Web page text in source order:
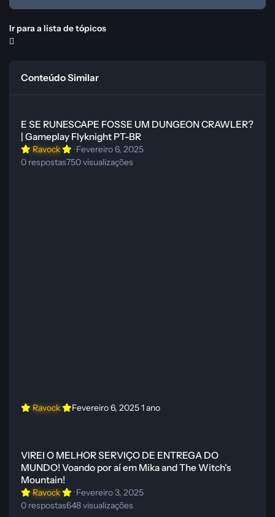
Ir para a lista de tópicos
Conteúdo Similar
E SE RUNESCAPE FOSSE UM DUNGEON CRAWLER?
| Gameplay Flyknight PT-BR
Ravock ·Fevereiro 6, 2025
0 respostas750visualizações
Ravock Fevereiro 6, 20251 ano
VIREI O MELHOR SERVIÇO DE ENTREGA DO
MUNDO! Voando por aí em Mika and The Witch's
Mountain!
Ravock ·Fevereiro 3, 2025
0 respostas648visualizações